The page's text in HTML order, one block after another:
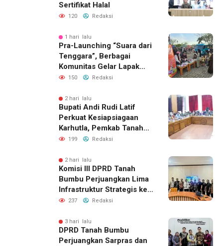
Sertifikat Halal
120 Redaksi
1 hari lalu
Pra-Launching “Suara dari
Tenggara”, Berbagai
Komunitas Gelar Lapak
Baca di Bandara Bersujud
150 Redaksi
2 hari lalu
Bupati Andi Rudi Latif
Perkuat Kesiapsiagaan
Karhutla, Pemkab Tanah
Bumbu Aktifkan Posko
199 Redaksi
2 hari lalu
Komisi III DPRD Tanah
Bumbu Perjuangkan Lima
Infrastruktur Strategis ke
BPJN XI Banjarmasin
237 Redaksi
3 hari lalu
DPRD Tanah Bumbu
Perjuangkan Sarpras dan